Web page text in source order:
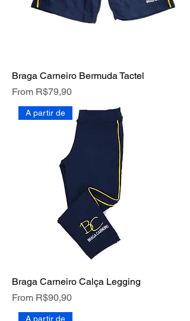
Braga Carneiro Bermuda Tactel
Price
From R$79,90
A partir de
Braga Carneiro Calça Legging
Price
From R$90,90
A partir de